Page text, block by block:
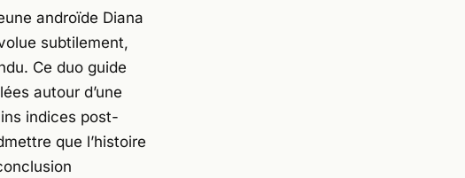
androïde Diana
subtilement,
Ce duo guide
autour d’une
indices post-
que l’histoire